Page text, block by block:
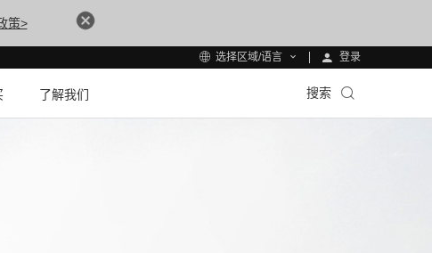
策>
选择区域/语言 登录
了解我们 搜索